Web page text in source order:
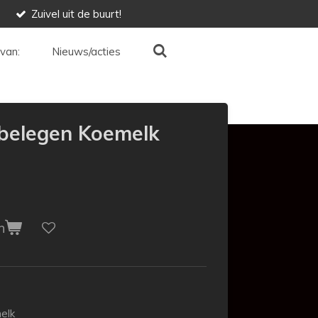
Zuivel uit de buurt!
Nieuws/acties
Koemelk